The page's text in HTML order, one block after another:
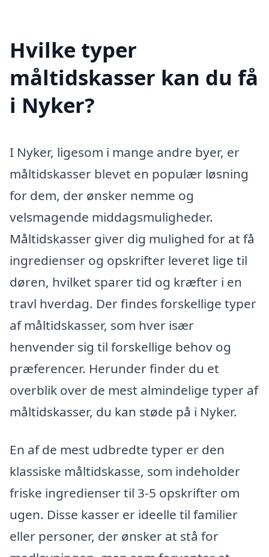
Hvilke typer
måltidskasser kan du få
i Nyker?
I Nyker, ligesom i mange andre byer, er
måltidskasser blevet en populær løsning
for dem, der ønsker nemme og
velsmagende middagsmuligheder.
Måltidskasser giver dig mulighed for at få
ingredienser og opskrifter leveret lige til
døren, hvilket sparer tid og kræfter i en
travl hverdag. Der findes forskellige typer
af måltidskasser, som hver især
henvender sig til forskellige behov og
præferencer. Herunder finder du et
overblik over de mest almindelige typer af
måltidskasser, du kan støde på i Nyker.
En af de mest udbredte typer er den
klassiske måltidskasse, som indeholder
friske ingredienser til 3-5 opskrifter om
ugen. Disse kasser er ideelle til familier
eller personer, der ønsker at stå for